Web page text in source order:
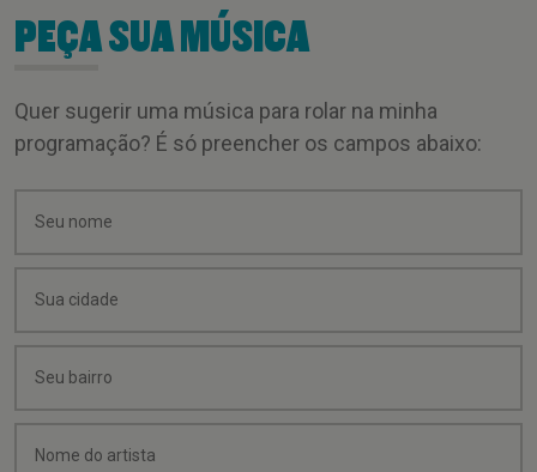
PEÇA SUA MÚSICA
Quer sugerir uma música para rolar na minha
programação? É só preencher os campos abaixo: